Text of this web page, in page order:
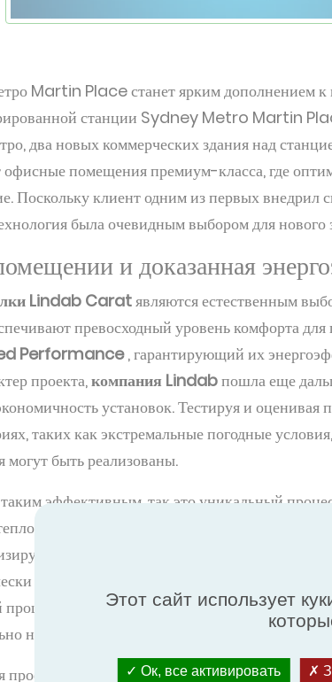
Martin Place станет ярким дополнением к
станции Sydney Metro Martin
​​два новых коммерческих здания над
помещения премиум-класса, где
Поскольку клиент одним из первых внедрил
была очевидным выбором для нового
и доказанная
Lindab Caratявляются естественным
превосходный уровень комфорта
Performance, гарантирующий их
проекта,компания Lindabпошла еще
установок. Тестируя и
таких как экстремальные погодные условия,
могут быть реализованы.
эффективным, так это уникальный
профилей. В ходе этого процесса
двумя тонкими алюминиевыми
соединена с алюминием, обеспечивая
не только позволяет получить
небольшого количества материала.
Carat H-84 весит всего 5 кг на метр,
Этот сайт использует
Ок, все активировать